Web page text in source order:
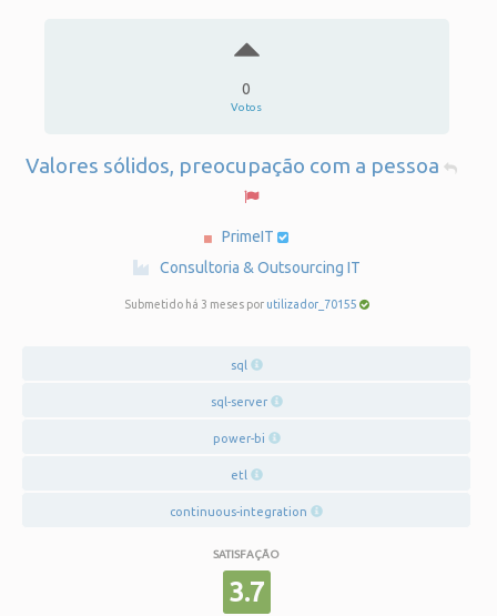
0
Votos
Valores sólidos, preocupação com a pessoa
PrimeIT
·
Consultoria & Outsourcing IT
Submetido há 3 meses por utilizador_70155
sql
sql-server
power-bi
etl
continuous-integration
SATISFAÇÃO
3.7